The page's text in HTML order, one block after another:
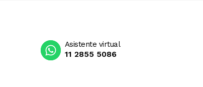
Asistente virtual
11 2855 5086